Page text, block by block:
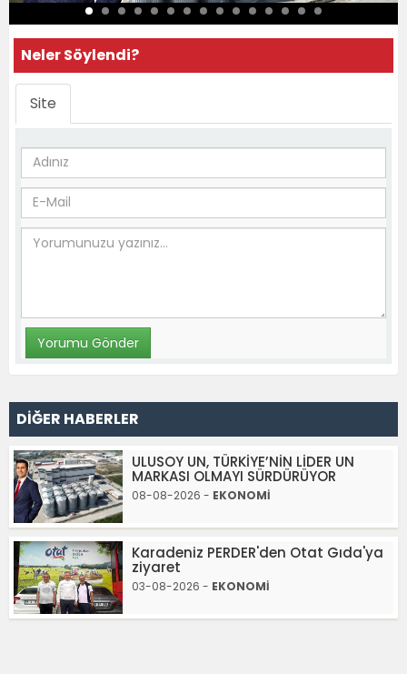
Neler Söylendi?
Site
DİĞER HABERLER
ULUSOY UN, TÜRKİYE’NİN LİDER UN
MARKASI OLMAYI SÜRDÜRÜYOR
08-08-2026 - EKONOMİ
Karadeniz PERDER'den Otat Gıda'ya
ziyaret
03-08-2026 - EKONOMİ